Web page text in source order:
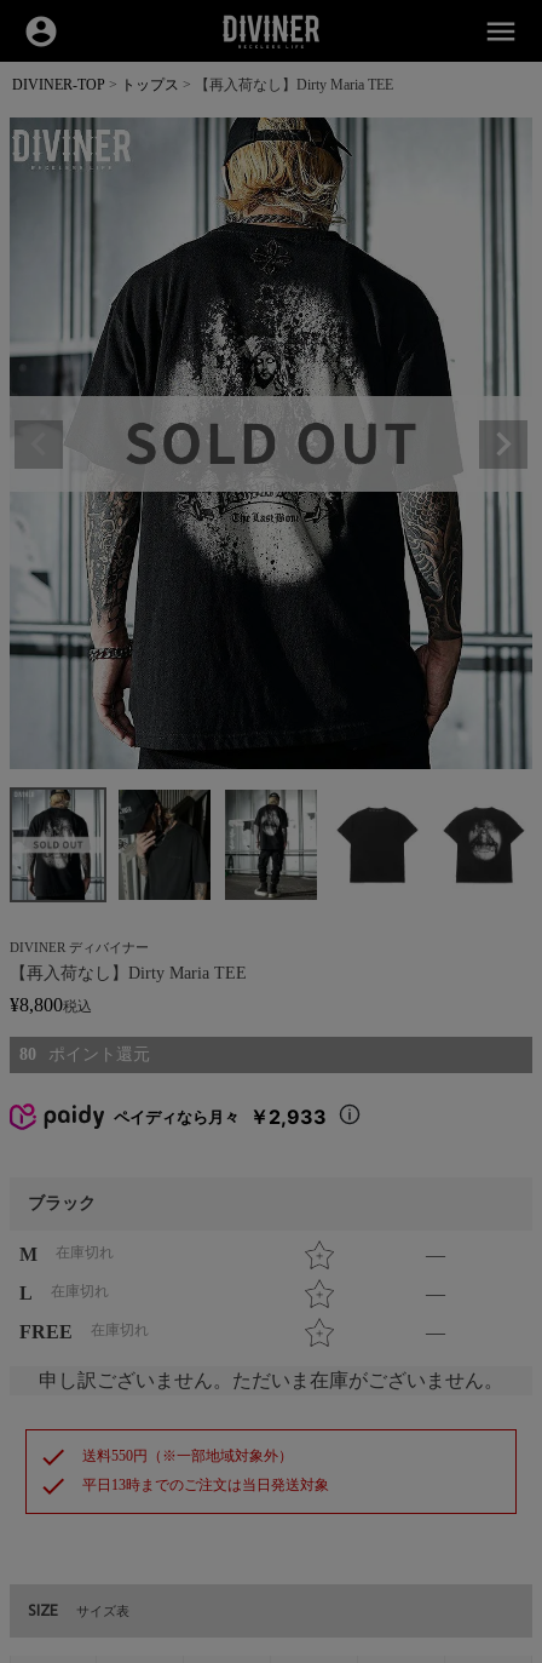
account_circle menu
DIVINER-TOP トップス 【再入荷なし】Dirty Maria TEE
DIVINER ディバイナー
【再入荷なし】Dirty Maria TEE
¥8,800税込
80
ペイディなら月々 ￥2,933
ブラック
M 在庫切れ
—
L
在庫切れ
—
FREE
在庫切れ —
申し訳ございません。ただいま在庫がございません。
check 送料550円（※一部地域対象外）
check 平日13時までのご注文は当日発送対象
SIZE サイズ表